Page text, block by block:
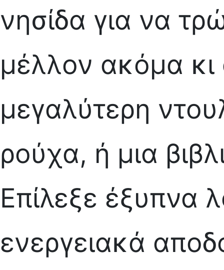
νησίδα για να
μέλλον ακόμα κι
μεγαλύτερη
ρούχα, ή μια
Επίλεξε έξυπνα
ενεργειακά